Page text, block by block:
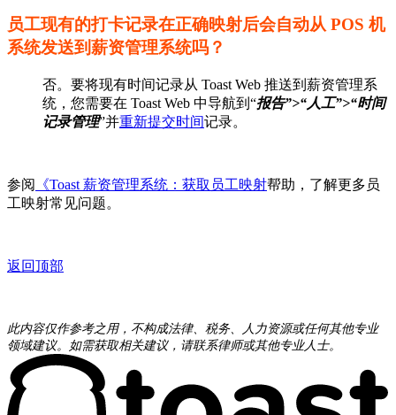
员工现有的打卡记录在正确映射后会自动从 POS 机
系统发送到薪资管理系统吗？
否。要将现有时间记录从 Toast Web 推送到薪资管理系
统，您需要在 Toast Web 中导航到“报告”>“人工”>“时间
记录管理”并重新提交时间记录。
参阅 《Toast 薪资管理系统：获取员工映射帮助，了解更多员
工映射常见问题。
返回顶部
此内容仅作参考之用，不构成法律、税务、人力资源或任何其他专业
领域建议。如需获取相关建议，请联系律师或其他专业人士。